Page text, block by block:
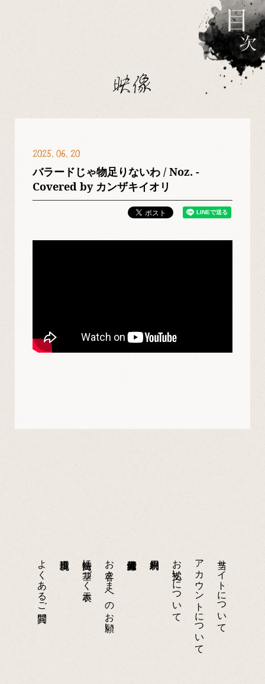
映像
2025 06 20
バラードじゃ物足りないわ / Noz. -
Covered by カンザキイオリ
当サイトについて
アカウントについて
お支払いについて
お客さまへのお願い
特商法に基づく表示
よくあるご質問